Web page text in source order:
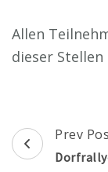
Allen
dieser
Post Prev